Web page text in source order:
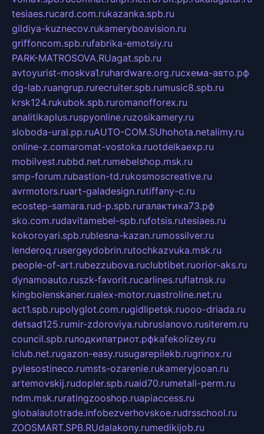
tesiaes.rucard.com.rukazanka.spb.ru
gildiya-kuznecov.rukameryboavision.ru
griffoncom.spb.rufabrika-emotsiy.ru
PARK-MATROSOVA.RUagat.spb.ru
avtoyurist-moskva1.ruhardware.org.ruсхема-авто.рф
dg-lab.ruangrup.rurecruiter.spb.rumusic8.spb.ru
krsk124.rukubok.spb.ruromanofforex.ru
analitikaplus.ruspyonline.ruzosikamery.ru
sloboda-ural.pp.ruAUTO-COM.SUhohota.netalimy.ru
online-z.comaromat-vostoka.ruotdelkaexp.ru
mobilvest.rubbd.net.rumebelshop.msk.ru
smp-forum.rubastion-td.rukosmoscreative.ru
avrmotors.ruart-galadesign.rutiffany-c.ru
ecostep-samara.rud-p.spb.ruгалактика73.рф
sko.com.rudavitamebel-spb.rufotsis.rutesiaes.ru
kokoroyari.spb.rublesna-kazan.rumossilver.ru
lenderoq.rusergeydobrin.rutochkazvuka.msk.ru
people-of-art.rubezzubova.ruclubtibet.ruorior-aks.ru
dynamoauto.ruszk-favorit.rucarlines.ruflatnsk.ru
kingbolenskaner.rualex-motor.ruastroline.net.ru
act1.spb.rupolyglot.com.rugidlipetsk.ruooo-driada.ru
detsad125.rumir-zdoroviya.rubruslanovo.rusiterem.ru
council.spb.ruлодкипатриот.рфkafekolizey.ru
iclub.net.rugazon-easy.rusugarepilekb.rugrinox.ru
pylesostineco.rumsts-ozarenie.rukameryjooan.ru
artemovskij.rudopler.spb.ruaid70.rumetall-perm.ru
ndm.msk.ruratingzooshop.ruapiaccess.ru
globalautotrade.infobezverhovskoe.rudrsschool.ru
ZOOSMART.SPB.RUdalakony.rumedikijob.ru